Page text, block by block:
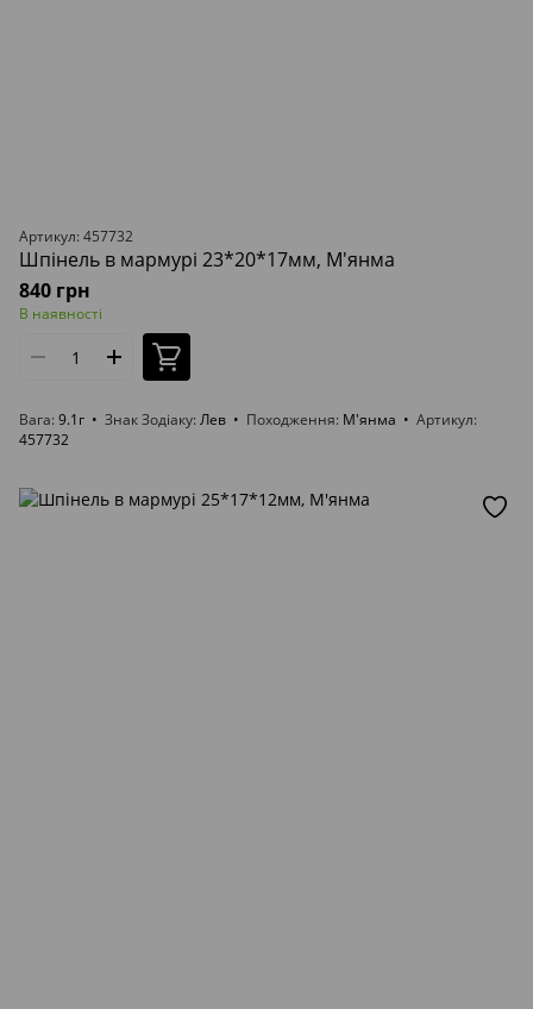
Артикул: 457732
Шпінель в мармурі 23*20*17мм, М'янма
840 грн
В наявності
Вага 9.1г Знак Зодіаку Лев Походження М'янма
Артикул
457732